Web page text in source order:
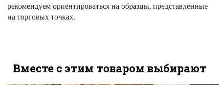
рекомендуем ориентироваться на образцы, представленные
на торговых точках.
Вместе с этим товаром выбирают